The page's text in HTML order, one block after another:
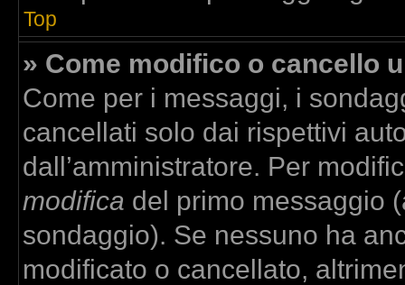
Top
» Come modifico o cancello
Come per i messaggi, i
cancellati solo dai rispettivi
dall’amministratore. Per
modifica del primo messaggio
sondaggio). Se nessuno ha
modificato o cancellato,